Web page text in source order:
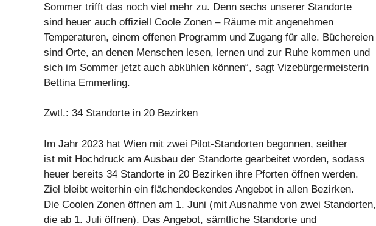
Sommer trifft das noch viel mehr zu. Denn sechs unserer Standorte
sind heuer auch offiziell Coole Zonen – Räume mit angenehmen
Temperaturen, einem offenen Programm und Zugang für alle. Büchereien
sind Orte, an denen Menschen lesen, lernen und zur Ruhe kommen und
sich im Sommer jetzt auch abkühlen können“, sagt Vizebürgermeisterin
Bettina Emmerling.
Zwtl.: 34 Standorte in 20 Bezirken
Im Jahr 2023 hat Wien mit zwei Pilot-Standorten begonnen, seither
ist mit Hochdruck am Ausbau der Standorte gearbeitet worden, sodass
heuer bereits 34 Standorte in 20 Bezirken ihre Pforten öffnen werden.
Ziel bleibt weiterhin ein flächendeckendes Angebot in allen Bezirken.
Die Coolen Zonen öffnen am 1. Juni (mit Ausnahme von zwei Standorten,
die ab 1. Juli öffnen). Das Angebot, sämtliche Standorte und